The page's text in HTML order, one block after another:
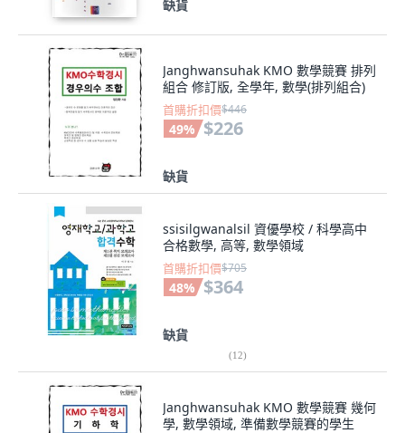
缺貨
Janghwansuhak KMO 數學競賽 排列
組合 修訂版, 全學年, 數學(排列組合)
首購折扣價$446
49% $226
缺貨
ssisilgwanalsil 資優學校 / 科學高中
合格數學, 高等, 數學領域
首購折扣價$705
48% $364
缺貨
(12)
Janghwansuhak KMO 數學競賽 幾何
學, 數學領域, 準備數學競賽的學生